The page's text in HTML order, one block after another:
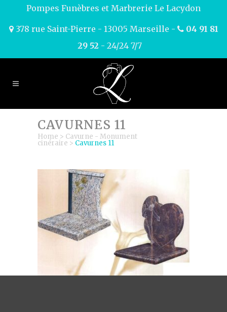
Pompes Funèbres et Marbrerie Le Lacydon
378 rue Saint-Pierre - 13005 Marseille -
04 91 81
29 52 - 24/24 7/7
CAVURNES 11
Home > Cavurne - Monument
cinéraire > Cavurnes 11